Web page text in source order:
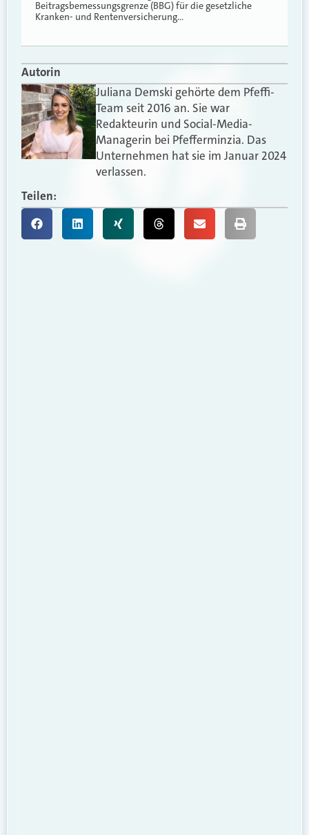
Beitragsbemessungsgrenze (BBG) für die gesetzliche
Kranken- und Rentenversicherung…
Autorin
Juliana Demski gehörte dem Pfeffi-
Team seit 2016 an. Sie war
Redakteurin und Social-Media-
Managerin bei Pfefferminzia. Das
Unternehmen hat sie im Januar 2024
verlassen.
Teilen: